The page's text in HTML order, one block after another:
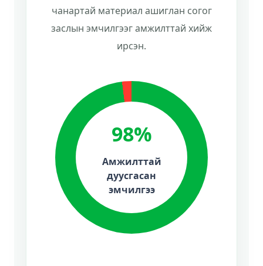
чанартай материал ашиглан согог
заслын эмчилгээг амжилттай хийж
ирсэн.
98%
Амжилттай
дуусгасан
эмчилгээ